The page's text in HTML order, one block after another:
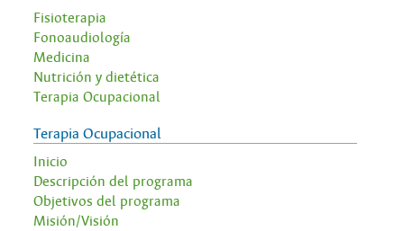
Fisioterapia
Fonoaudiología
Medicina
Nutrición y dietética
Terapia Ocupacional
Terapia Ocupacional
Inicio
Descripción del programa
Objetivos del programa
Misión/Visión